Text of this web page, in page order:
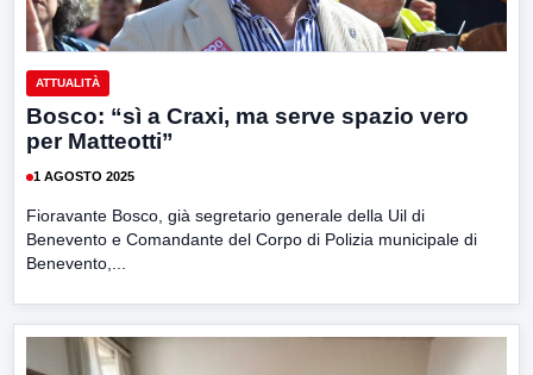
ATTUALITÀ
Bosco: “sì a Craxi, ma serve spazio vero
per Matteotti”
1 AGOSTO 2025
Fioravante Bosco, già segretario generale della Uil di
Benevento e Comandante del Corpo di Polizia municipale di
Benevento,...